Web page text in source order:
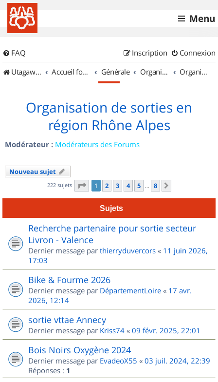
Menu
FAQ Connexion
Inscription
UtagawaVTT (Randos VTT et VTTAE avec traces GPS)
Accueil forum Générale Organisation de sorties & Recherche de partenaires Organisation de sorties en région Rhône Alpes
Organisation de sorties en
région Rhône Alpes
Modérateur : Modérateurs des Forums
Nouveau sujet
222 sujets Page 1sur
1 2 3 4 5 … 8
Sujets
Recherche partenaire pour sortie secteur
Livron - Valence
Dernier message par thierryduvercors « 11 juin 2026,
17:03
Bike & Fourme 2026
Dernier message par DépartementLoire « 17 avr.
2026, 12:14
sortie vttae Annecy
Dernier message par Kriss74 « 09 févr. 2025, 22:01
Bois Noirs Oxygène 2024
Dernier message par EvadeoX55 « 03 juil. 2024, 22:39
Réponses : 1